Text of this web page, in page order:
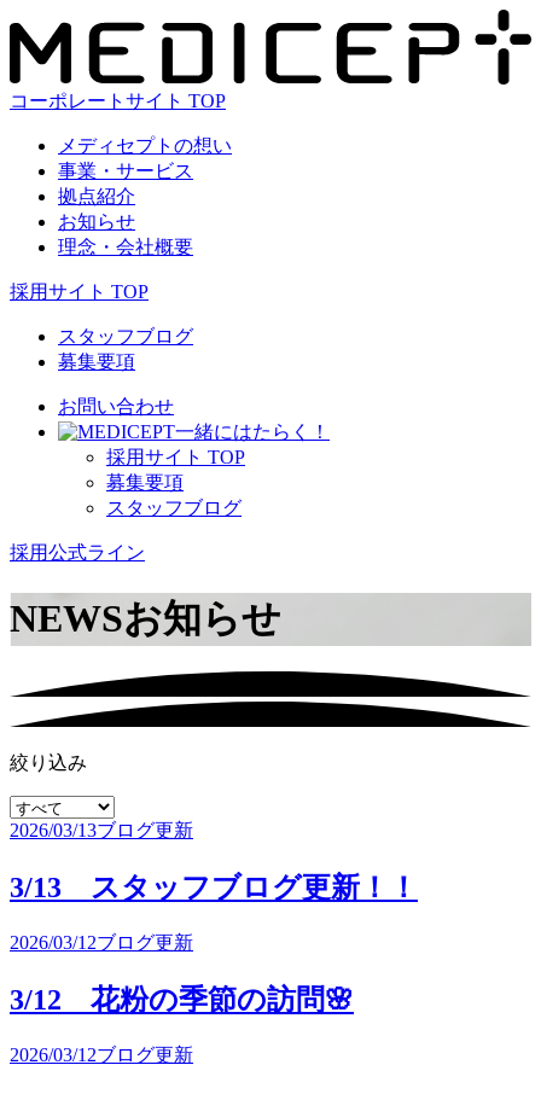
コーポレートサイト TOP
メディセプトの想い
事業・サービス
拠点紹介
お知らせ
理念・会社概要
採用サイト TOP
スタッフブログ
募集要項
お問い合わせ
⼀緒にはたらく！
採⽤サイト TOP
募集要項
スタッフブログ
採用公式ライン
NEWSお知らせ
絞り込み
2026/03/13ブログ更新
3/13 スタッフブログ更新！！
2026/03/12ブログ更新
3/12 花粉の季節の訪問🌸
2026/03/12ブログ更新